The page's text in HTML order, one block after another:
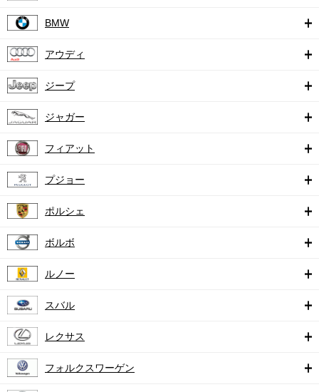
BMW
アウディ
ジープ
ジャガー
フィアット
プジョー
ポルシェ
ボルボ
ルノー
スバル
レクサス
フォルクスワーゲン